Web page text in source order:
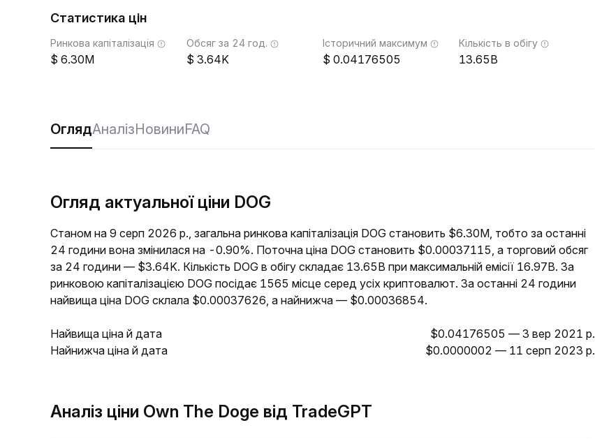
Статистика цін
Ринкова капіталізація
6.30M
Обсяг за 24 год.
3.64K
Історичний максимум
0.04176505
Кількість в обігу
13.65B
ОглядАналізНовиниFAQ
Огляд актуальної ціни DOG
Станом на 9 серп 2026 р., загальна ринкова капіталізація DOG становить $6.30M, тобто за останні
24 години вона змінилася на -0.90%. Поточна ціна DOG становить $0.00037115, а торговий обсяг
за 24 години — $3.64K. Кількість DOG в обігу складає 13.65B при максимальній емісії 16.97B. За
ринковою капіталізацією DOG посідає 1565 місце серед усіх криптовалют. За останні 24 години
найвища ціна DOG склала $0.00037626, а найнижча — $0.00036854.
Найвища ціна й дата
$0.04176505 — 3 вер 2021 р.
Найнижча ціна й дата
$0.0000002 — 11 серп 2023 р.
Аналіз ціни Own The Doge від TradeGPT